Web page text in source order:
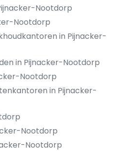
Nootdorp
Nootdorp
in Pijnacker-
in Pijnacker-Nootdorp
Nootdorp
in Pijnacker-
Nootdorp
Nootdorp